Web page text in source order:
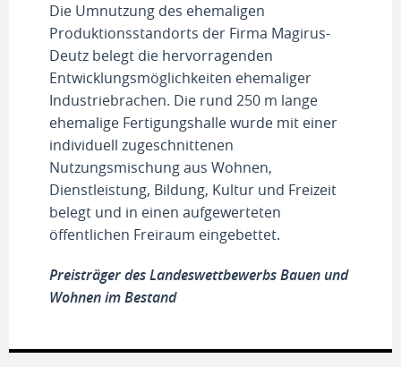
Die Umnutzung des ehemaligen
Produktionsstandorts der Firma Magirus-
Deutz belegt die hervorragenden
Entwicklungsmöglichkeiten ehemaliger
Industriebrachen. Die rund 250 m lange
ehemalige Fertigungshalle wurde mit einer
individuell zugeschnittenen
Nutzungsmischung aus Wohnen,
Dienstleistung, Bildung, Kultur und Freizeit
belegt und in einen aufgewerteten
öffentlichen Freiraum eingebettet.
Preisträger des Landeswettbewerbs Bauen und
Wohnen im Bestand